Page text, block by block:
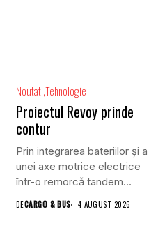
NoutatiTehnologie
Proiectul Revoy prinde
contur
Prin integrarea bateriilor și a
unei axe motrice electrice
într-o remorcă tandem...
DECARGO & BUS 4 AUGUST 2026